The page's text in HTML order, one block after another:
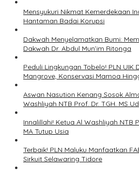
Mensyukuri Nikmat Kemerdekaan
Hantaman Badai Korupsi
Dakwah Menyelamatkan Bumi:
Dakwah Dr. Abdul Mun’im Ritonga
Peduli Lingkungan Tobelo! PLN
Mangrove, Konservasi Mamoa
Aswan Nasution Kenang Sosok
Washliyah NTB Prof. Dr. TGH. MS
Innalillahi! Ketua Al Washliyah NTB
MA Tutup Usia
Terbaik! PLN Maluku Manfaatkan
Sirkuit Selawaring Tidore